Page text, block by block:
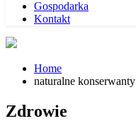
Gospodarka
Kontakt
Home
naturalne konserwanty
Zdrowie